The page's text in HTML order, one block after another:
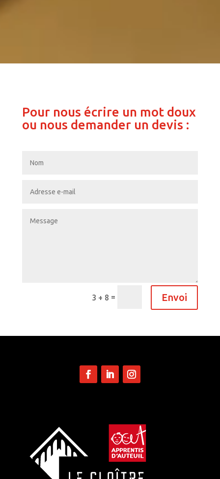
Pour nous écrire un mot doux
ou nous demander un devis :
3 + 8 = Envoi